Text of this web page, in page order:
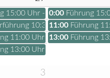
15:00 Uhr - Tickets 2026
0:00 Führung
10:30 Uhr - Tickets
11:00 Führung
11:00 Uhr - Tickets 2026
13:00 Führung
13:00 Uhr - Tickets 2026
3